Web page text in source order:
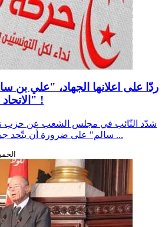
ردّا على اعلانها الجهاد، "علي
الاتحاد ضد الشيطان"داعش" !
شدّد النّائب في مجلس الشعب عن حزب
سالم" على ضرورة أن يتّحد جميع العرب و تتكاتف جمي ...
الخميس، 18